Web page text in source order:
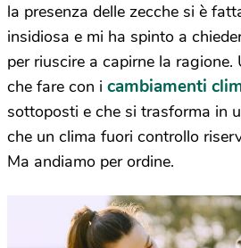
la presenza delle zecche si è
insidiosa e mi ha spinto a
per riuscire a capirne la ragione.
che fare con i cambiamenti
sottoposti e che si trasforma in
che un clima fuori controllo
Ma andiamo per ordine.